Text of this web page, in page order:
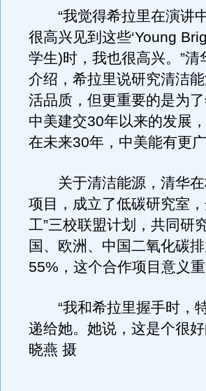
“我觉得希拉里在演讲
很高兴见到这些‘Young
学生)时，我也很高兴。”
介绍，希拉里说研究清洁
活品质，但更重要的是为
中美建交30年以来的发展
在未来30年，中美能有更
关于清洁能源，清华在
项目，成立了低碳研究室
工”三校联盟计划，共同研
国、欧洲、中国二氧化碳
55%，这个合作项目意义重
“我和希拉里握手时，
递给她。她说，这是个很
晓燕 摄